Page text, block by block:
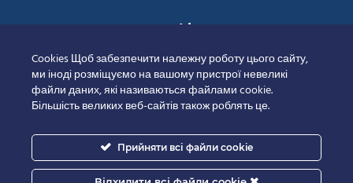
Сертифікати
Cookies Щоб забезпечити належну роботу цього сайту,
ми іноді розміщуємо на вашому пристрої невеликі
файли даних, які називаються файлами cookie.
Більшість великих веб-сайтів також роблять це.
Прийняти всі файли cookie